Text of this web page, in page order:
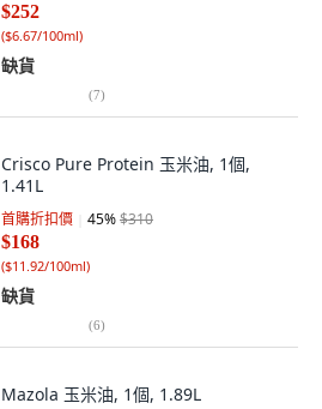
$252
($6.67/100ml)
缺貨
(7)
Crisco Pure Protein 玉米油, 1個,
1.41L
首購折扣價 45%$310
$168
($11.92/100ml)
缺貨
(6)
Mazola 玉米油, 1個, 1.89L